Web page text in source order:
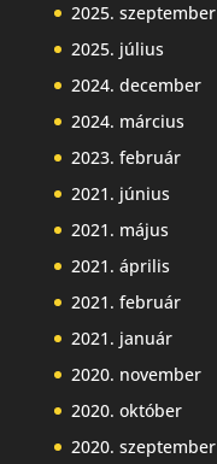
2025. szeptember
2025. július
2024. december
2024. március
2023. február
2021. június
2021. május
2021. április
2021. február
2021. január
2020. november
2020. október
2020. szeptember